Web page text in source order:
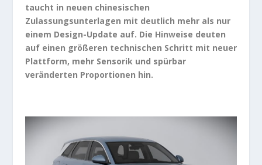
taucht in neuen chinesischen
Zulassungsunterlagen mit deutlich mehr als nur
einem Design-Update auf. Die Hinweise deuten
auf einen größeren technischen Schritt mit neuer
Plattform, mehr Sensorik und spürbar
veränderten Proportionen hin.